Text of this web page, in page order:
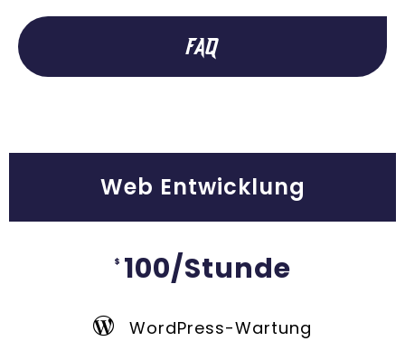
FAQ
Web Entwicklung
$ 100/Stunde
WordPress-Wartung